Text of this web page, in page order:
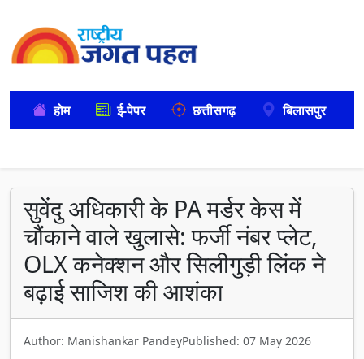
होम ई-पेपर छत्तीसगढ़ बिलासपुर
सुवेंदु अधिकारी के PA मर्डर केस में
चौंकाने वाले खुलासे: फर्जी नंबर प्लेट,
OLX कनेक्शन और सिलीगुड़ी लिंक ने
बढ़ाई साजिश की आशंका
Author: Manishankar PandeyPublished: 07 May 2026